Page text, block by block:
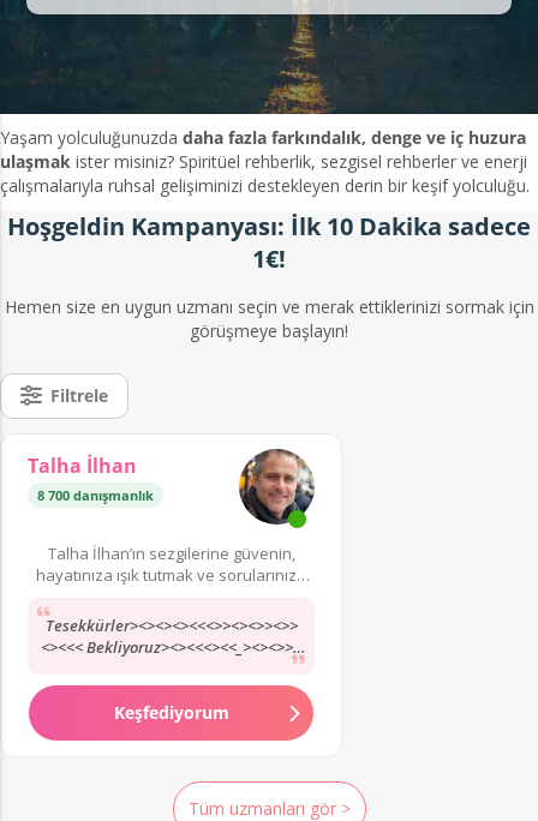
Yaşam yolculuğunuzda daha fazla farkındalık, denge ve iç huzura
ulaşmak ister misiniz? Spiritüel rehberlik, sezgisel rehberler ve enerji
çalışmalarıyla ruhsal gelişiminizi destekleyen derin bir keşif yolculuğu.
Hoşgeldin Kampanyası: İlk 10 Dakika sadece
1€!
Hemen size en uygun uzmanı seçin ve merak ettiklerinizi sormak için
görüşmeye başlayın!
Filtrele
Talha İlhan
8 700 danışmanlık
Talha İlhan’ın sezgilerine güvenin,
hayatınıza ışık tutmak ve sorularınıza
Tesekkürler><><><><<<>><><>><>>
<><<< Bekliyoruz><><<<><<_><><>>>
<görüsürz><><><>><<
Keşfediyorum
Tüm uzmanları gör >